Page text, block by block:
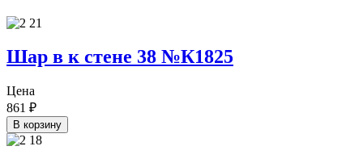
Шар в к стене 38 №К1825
Цена
861 ₽
В корзину